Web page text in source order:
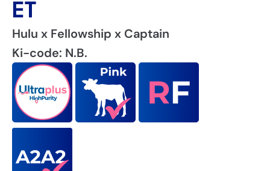
ET
Hulu x Fellowship x Captain
Ki-code: N.B.